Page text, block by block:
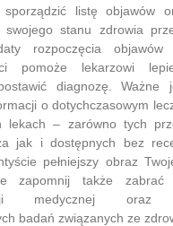
listę objawów
swojego stanu zdrowia
rozpoczęcia
pomoże lekarzowi
diagnozę. Ważne
o dotychczasowym
lekach – zarówno tych
jak i dostępnych bez
pełniejszy obraz
zapomnij także
medycznej oraz
badań związanych ze